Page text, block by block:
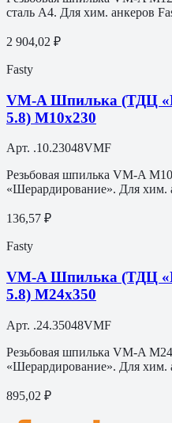
сталь A4. Для хим. анкеров
2 904,02 ₽
Fasty
VM-A Шпилька (ТДЦ
5.8) M10х230
Арт. .10.23048VMF
Резьбовая шпилька VM-A
«Шерардирование». Для хим.
136,57 ₽
Fasty
VM-A Шпилька (ТДЦ
5.8) M24х350
Арт. .24.35048VMF
Резьбовая шпилька VM-A
«Шерардирование». Для хим.
895,02 ₽